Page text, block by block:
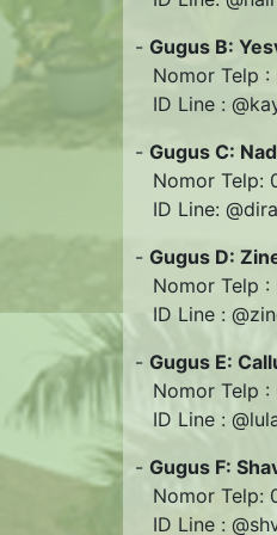
- Gugus B:
Nomor Telp :
ID Line :
- Gugus C:
Nomor Telp:
ID Line:
- Gugus D:
Nomor Telp :
ID Line :
- Gugus E:
Nomor Telp :
ID Line :
- Gugus F:
Nomor Telp:
ID Line :